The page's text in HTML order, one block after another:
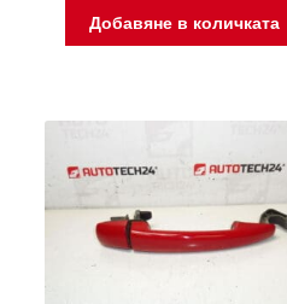
Добавяне в количката